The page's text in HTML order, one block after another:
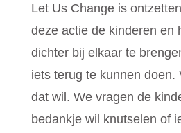
Let Us Change is
deze actie de kinderen en
dichter bij elkaar te
iets terug te kunnen doen.
dat wil. We vragen de
bedankje wil knutselen of